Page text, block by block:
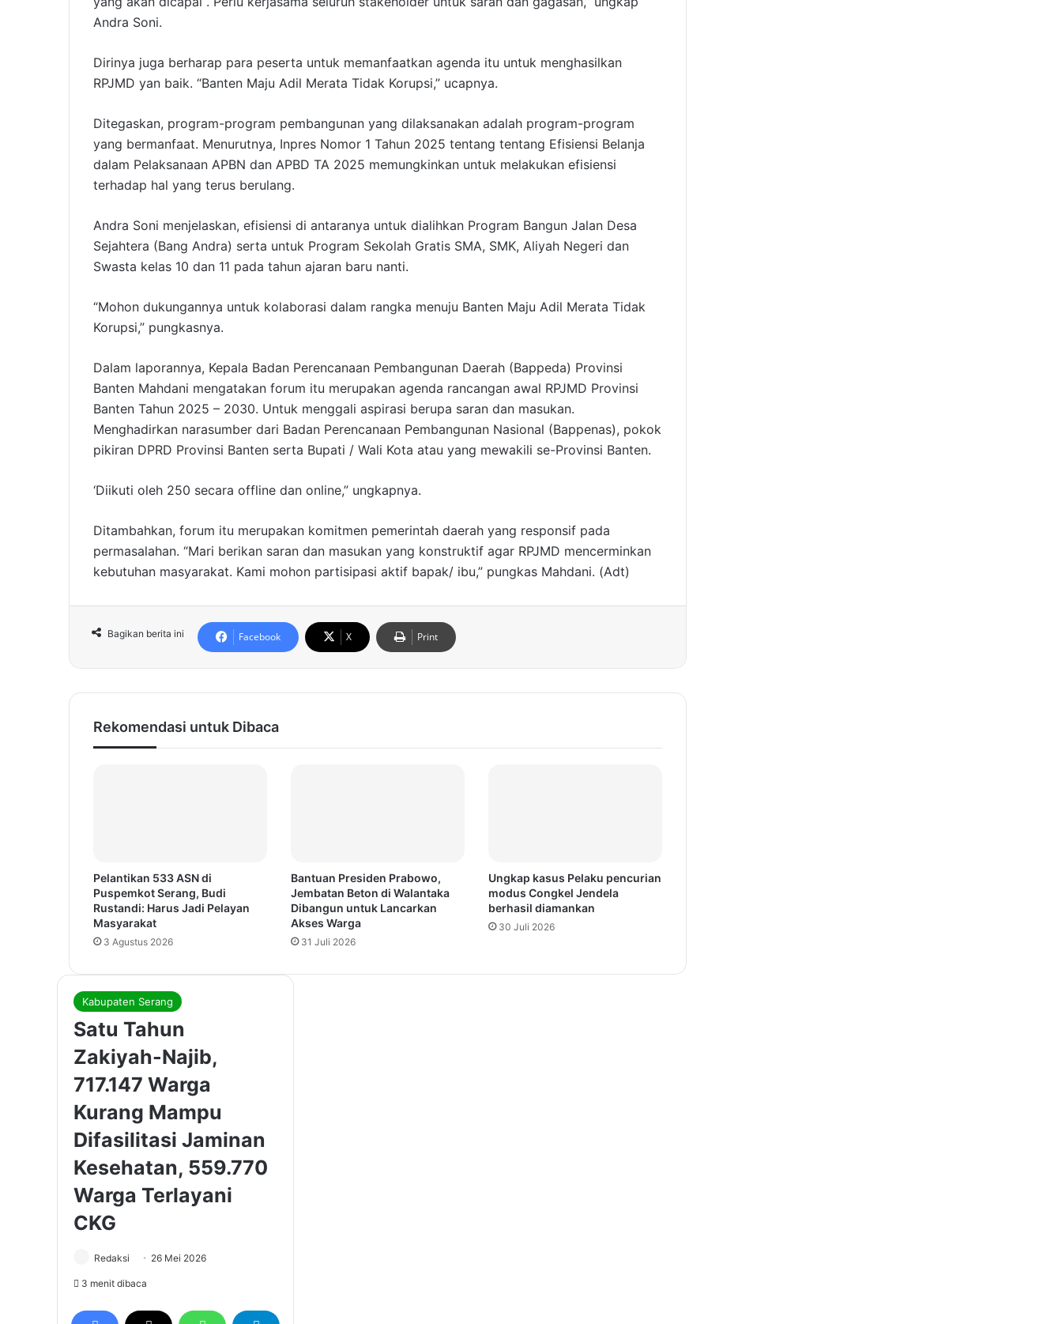
Andra Soni.
Dirinya juga berharap para peserta untuk memanfaatkan agenda itu untuk menghasilkan
RPJMD yan baik. “Banten Maju Adil Merata Tidak Korupsi,” ucapnya.
Ditegaskan, program-program pembangunan yang dilaksanakan adalah program-program
yang bermanfaat. Menurutnya, Inpres Nomor 1 Tahun 2025 tentang tentang Efisiensi Belanja
dalam Pelaksanaan APBN dan APBD TA 2025 memungkinkan untuk melakukan efisiensi
terhadap hal yang terus berulang.
Andra Soni menjelaskan, efisiensi di antaranya untuk dialihkan Program Bangun Jalan Desa
Sejahtera (Bang Andra) serta untuk Program Sekolah Gratis SMA, SMK, Aliyah Negeri dan
Swasta kelas 10 dan 11 pada tahun ajaran baru nanti.
“Mohon dukungannya untuk kolaborasi dalam rangka menuju Banten Maju Adil Merata Tidak
Korupsi,” pungkasnya.
Dalam laporannya, Kepala Badan Perencanaan Pembangunan Daerah (Bappeda) Provinsi
Banten Mahdani mengatakan forum itu merupakan agenda rancangan awal RPJMD Provinsi
Banten Tahun 2025 – 2030. Untuk menggali aspirasi berupa saran dan masukan.
Menghadirkan narasumber dari Badan Perencanaan Pembangunan Nasional (Bappenas), pokok
pikiran DPRD Provinsi Banten serta Bupati / Wali Kota atau yang mewakili se-Provinsi Banten.
‘Diikuti oleh 250 secara offline dan online,” ungkapnya.
Ditambahkan, forum itu merupakan komitmen pemerintah daerah yang responsif pada
permasalahan. “Mari berikan saran dan masukan yang konstruktif agar RPJMD mencerminkan
kebutuhan masyarakat. Kami mohon partisipasi aktif bapak/ ibu,” pungkas Mahdani. (Adt)
Bagikan berita ini Facebook X Print
Rekomendasi untuk Dibaca
Pelantikan 533 ASN di
Puspemkot Serang, Budi
Rustandi: Harus Jadi Pelayan
Masyarakat
3 Agustus 2026
Bantuan Presiden Prabowo,
Jembatan Beton di Walantaka
Dibangun untuk Lancarkan
Akses Warga
31 Juli 2026
Ungkap kasus Pelaku pencurian
modus Congkel Jendela
berhasil diamankan
30 Juli 2026